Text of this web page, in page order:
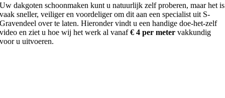
Uw dakgoten schoonmaken kunt u natuurlijk zelf proberen, maar het is
vaak sneller, veiliger en voordeliger om dit aan een specialist uit S-
Gravendeel over te laten. Hieronder vindt u een handige doe-het-zelf
video en ziet u hoe wij het werk al vanaf€ 4 per meter vakkundig
voor u uitvoeren.